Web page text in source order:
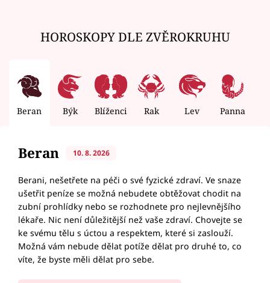
HOROSKOPY DLE ZVĚROKRUHU
Beran Býk Blíženci Rak Lev Panna
Beran 10. 8. 2026
Berani, nešetřete na péči o své fyzické zdraví. Ve snaze
ušetřit peníze se možná nebudete obtěžovat chodit na
zubní prohlídky nebo se rozhodnete pro nejlevnějšího
lékaře. Nic není důležitější než vaše zdraví. Chovejte se
ke svému tělu s úctou a respektem, které si zaslouží.
Možná vám nebude dělat potíže dělat pro druhé to, co
víte, že byste měli dělat pro sebe.